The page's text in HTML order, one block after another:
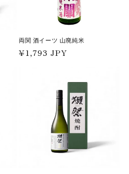
両関 酒イーツ 山廃純米
Regular
¥1,793 JPY